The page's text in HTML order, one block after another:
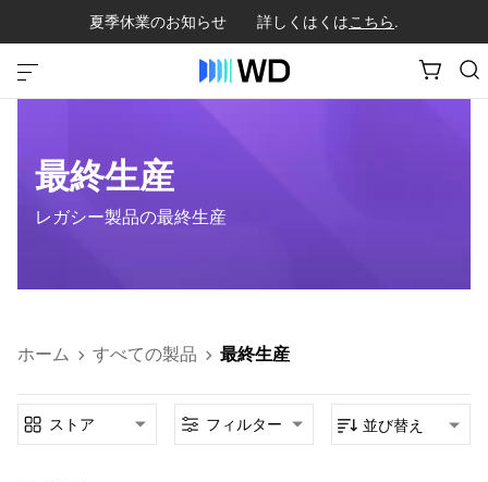
夏季休業のお知らせ 詳しくはくはこちら.
最終生産
レガシー製品の最終生産
ホーム すべての製品 最終生産
ストア フィルター 並び替え